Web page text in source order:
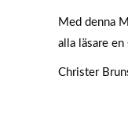
Med denna
alla läsare
Christer